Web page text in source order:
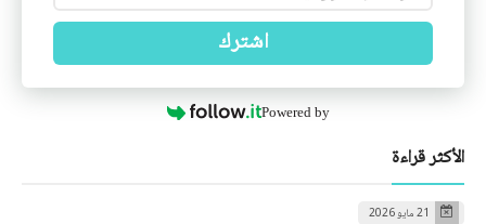
اشترك
Powered by
الأكثر قراءة
21 مايو 2026